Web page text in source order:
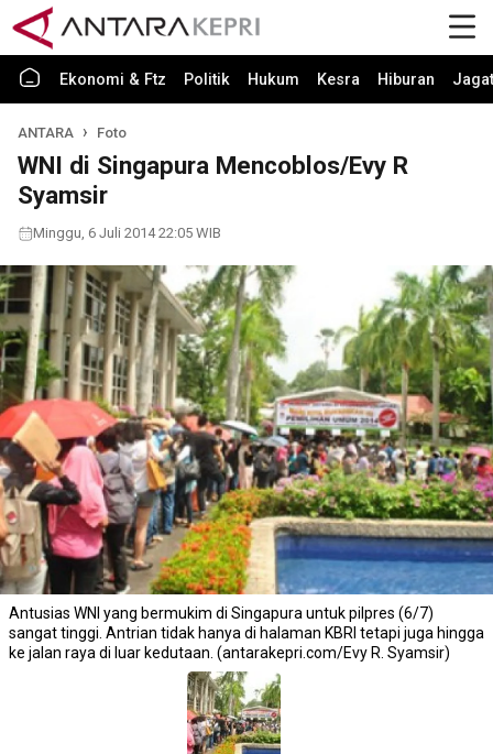
Ekonomi & Ftz Politik Hukum Kesra Hiburan Jagat
ANTARA Foto
WNI di Singapura Mencoblos/Evy R
Syamsir
Minggu, 6 Juli 2014 22:05 WIB
Antusias WNI yang bermukim di Singapura untuk pilpres (6/7)
sangat tinggi. Antrian tidak hanya di halaman KBRI tetapi juga hingga
ke jalan raya di luar kedutaan. (antarakepri.com/Evy R. Syamsir)